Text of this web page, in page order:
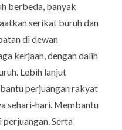
berbeda, banyak
serikat buruh dan
di dewan
kerjaan, dengan dalih
Lebih lanjut
perjuangan rakyat
sehari-hari. Membantu
Serta